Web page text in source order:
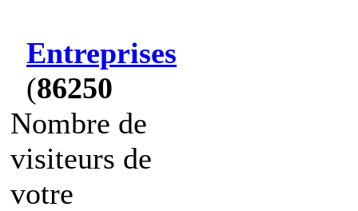
Entreprises
(86250
Nombre de
visiteurs de
votre